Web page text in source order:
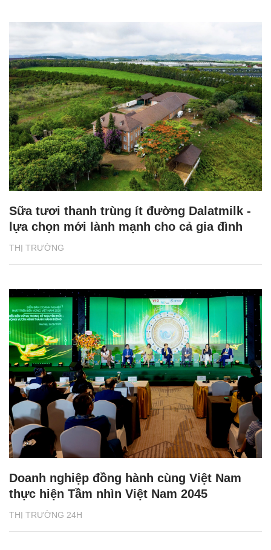
THỊ TRƯỜNG
Sữa tươi thanh trùng ít đường Dalatmilk -
lựa chọn mới lành mạnh cho cả gia đình
THỊ TRƯỜNG 24H
Doanh nghiệp đồng hành cùng Việt Nam
thực hiện Tầm nhìn Việt Nam 2045